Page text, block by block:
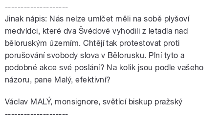
--------------------
Jinak nápis: Nás nelze umlčet měli na sobě plyšoví
medvídci, které dva Švédové vyhodili z letadla nad
běloruským územím. Chtějí tak protestovat proti
porušování svobody slova v Bělorusku. Plní tyto a
podobné akce své poslání? Na kolik jsou podle vašeho
názoru, pane Malý, efektivní?
Václav MALÝ, monsignore, světící biskup pražský
--------------------